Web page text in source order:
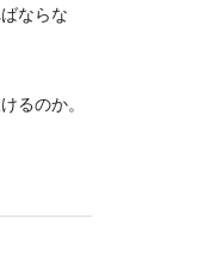
ならな
るのか。